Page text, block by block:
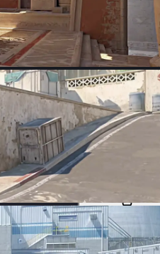
Скопировать
Скопировать